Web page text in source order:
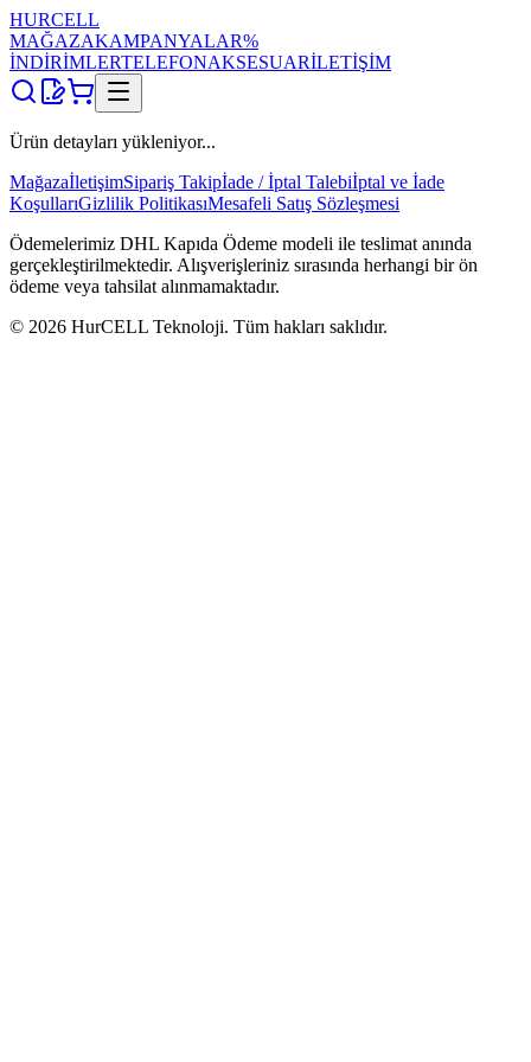
HURCELL
MAĞAZAKAMPANYALAR%
İNDİRİMLERTELEFONAKSESUARİLETİŞİM
Ürün detayları yükleniyor...
MağazaİletişimSipariş Takipİade / İptal Talebiİptal ve İade
KoşullarıGizlilik PolitikasıMesafeli Satış Sözleşmesi
Ödemelerimiz DHL Kapıda Ödeme modeli ile teslimat anında
gerçekleştirilmektedir. Alışverişleriniz sırasında herhangi bir ön
ödeme veya tahsilat alınmamaktadır.
© 2026 HurCELL Teknoloji. Tüm hakları saklıdır.